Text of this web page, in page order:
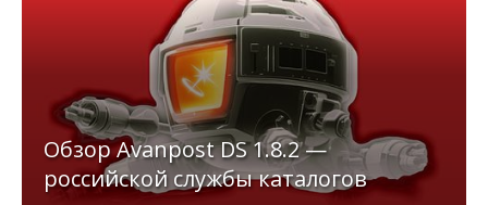
Обзор Avanpost DS 1.8.2 —
российской службы каталогов